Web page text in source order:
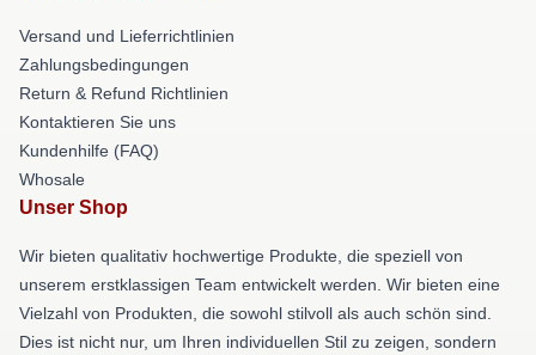
Versand und Lieferrichtlinien
Zahlungsbedingungen
Return & Refund Richtlinien
Kontaktieren Sie uns
Kundenhilfe (FAQ)
Whosale
Unser Shop
Wir bieten qualitativ hochwertige Produkte, die speziell von
unserem erstklassigen Team entwickelt werden. Wir bieten eine
Vielzahl von Produkten, die sowohl stilvoll als auch schön sind.
Dies ist nicht nur, um Ihren individuellen Stil zu zeigen, sondern